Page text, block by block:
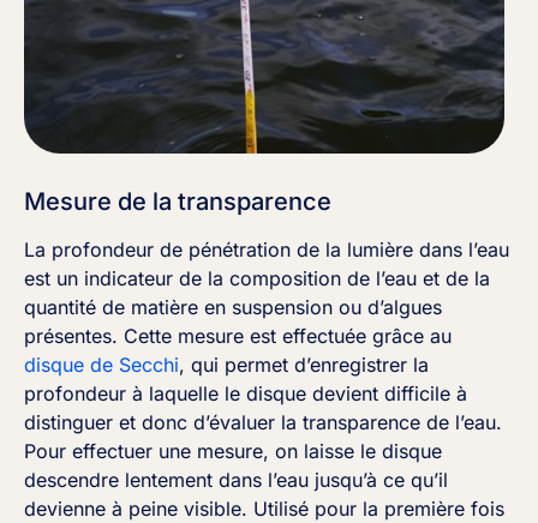
Mesure de la transparence
La profondeur de pénétration de la lumière dans l’eau
est un indicateur de la composition de l’eau et de la
quantité de matière en suspension ou d’algues
présentes. Cette mesure est effectuée grâce au
disque de Secchi, qui permet d’enregistrer la
profondeur à laquelle le disque devient difficile à
distinguer et donc d’évaluer la transparence de l’eau.
Pour effectuer une mesure, on laisse le disque
descendre lentement dans l’eau jusqu’à ce qu’il
devienne à peine visible. Utilisé pour la première fois